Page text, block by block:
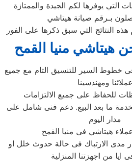
التي يوفرها لكم الجيدة والممتازة
بـرقم صيانة هيتاشي
النتائج التي سبق ذكرها على الفور
هيتاشي منيا القمح
خطوط السير للتنسيق التام مع جميع
عملائنا ومهندسينا
للحفاظ على جميع الالتزامات
ما بعد البيع. دعم فنى شامل على
مدار اليوم
مدى الارتباك فى حالة حدوث خلل او